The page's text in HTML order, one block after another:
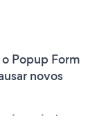
Popup Form
novos